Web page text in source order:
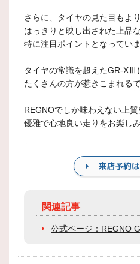
さらに、タイヤの見た目もよ
はっきりと映し出された上品
特に注目ポイントとなっていま
タイヤの常識を超えたGR-XⅢ
たくさんの方が惹きこまれる
REGNOでしか味わえない上
優雅で心地良い走りをお楽し
来店予約
関連記事
公式ページ：REGNO